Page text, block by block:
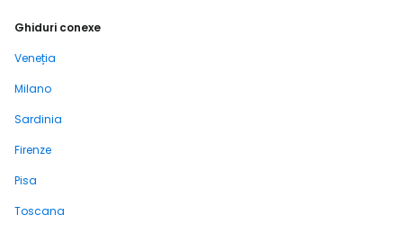
Ghiduri conexe
Veneția
Milano
Sardinia
Firenze
Pisa
Toscana